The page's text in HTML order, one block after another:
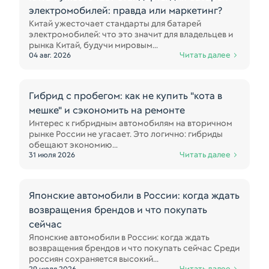
электромобилей: правда или маркетинг?
Китай ужесточает стандарты для батарей
электромобилей: что это значит для владельцев и
рынка Китай, будучи мировым...
04 авг. 2026 Читать далее
Гибрид с пробегом: как не купить "кота в
мешке" и сэкономить на ремонте
Интерес к гибридным автомобилям на вторичном
рынке России не угасает. Это логично: гибриды
обещают экономию...
31 июля 2026 Читать далее
Японские автомобили в России: когда ждать
возвращения брендов и что покупать
сейчас
Японские автомобили в России: когда ждать
возвращения брендов и что покупать сейчас Среди
россиян сохраняется высокий...